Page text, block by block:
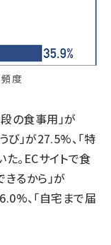
度
の食事用」が
」が27.5%、「特
。ECサイトで食
るから」が
、「自宅まで届